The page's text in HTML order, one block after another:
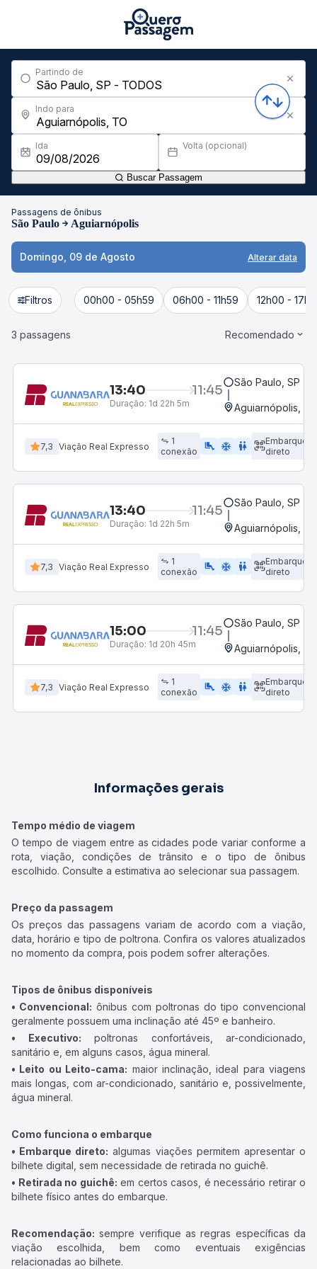
Partindo de
Indo para
Ida Volta (opcional)
Buscar Passagem
Passagens de ônibus
São Paulo Aguiarnópolis
Domingo, 09 de Agosto Alterar data
Filtros 00h00 - 05h59 06h00 - 11h59 12h00 -
3 passagens Recomendado
13:40 11:45
Duração: 1d 22h 5m
São Paulo, SP -
Aguiarnópolis,
7,3 Viação Real Expresso
1
conexão
airline_seat_legroom_extra ac_unit WC
Embarque
direto
13:40 11:45
Duração: 1d 22h 5m
São Paulo, SP -
Aguiarnópolis,
7,3 Viação Real Expresso
1
conexão
airline_seat_legroom_extra ac_unit WC
Embarque
direto
15:00 11:45
Duração: 1d 20h 45m
São Paulo, SP -
Aguiarnópolis,
7,3 Viação Real Expresso
1
conexão
airline_seat_legroom_extra ac_unit WC
Embarque
direto
Informações gerais
Tempo médio de viagem
O tempo de viagem entre as cidades pode variar conforme a
rota, viação, condições de trânsito e o tipo de ônibus
escolhido. Consulte a estimativa ao selecionar sua passagem.
Preço da passagem
Os preços das passagens variam de acordo com a viação,
data, horário e tipo de poltrona. Confira os valores atualizados
no momento da compra, pois podem sofrer alterações.
Tipos de ônibus disponíveis
• Convencional: ônibus com poltronas do tipo convencional
geralmente possuem uma inclinação até 45º e banheiro.
• Executivo: poltronas confortáveis, ar-condicionado,
sanitário e, em alguns casos, água mineral.
• Leito ou Leito-cama: maior inclinação, ideal para viagens
mais longas, com ar-condicionado, sanitário e, possivelmente,
água mineral.
Como funciona o embarque
• Embarque direto: algumas viações permitem apresentar o
bilhete digital, sem necessidade de retirada no guichê.
• Retirada no guichê: em certos casos, é necessário retirar o
bilhete físico antes do embarque.
Recomendação: sempre verifique as regras específicas da
viação escolhida, bem como eventuais exigências
relacionadas ao bilhete.